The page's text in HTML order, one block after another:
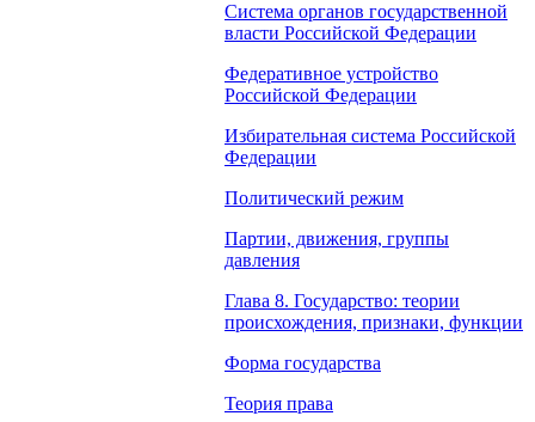
Система органов государственной
власти Российской Федерации
Федеративное устройство
Российской Федерации
Избирательная система Российской
Федерации
Политический режим
Партии, движения, группы
давления
Глава 8. Государство: теории
происхождения, признаки, функции
Форма государства
Теория права